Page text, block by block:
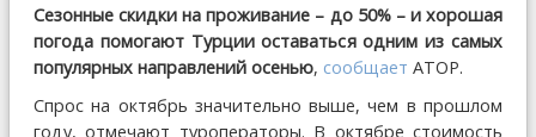
Сезонные скидки на проживание – до 50% – и хорошая
погода помогают Турции оставаться одним из самых
популярных направлений осенью, сообщает АТОР.
Спрос на октябрь значительно выше, чем в прошлом
году, отмечают туроператоры. В октябре стоимость